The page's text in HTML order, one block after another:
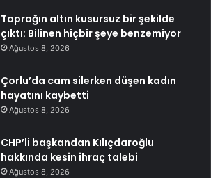
Toprağın altın kusursuz bir şekilde
çıktı: Bilinen hiçbir şeye benzemiyor
Ağustos 8, 2026
Çorlu’da cam silerken düşen kadın
hayatını kaybetti
Ağustos 8, 2026
CHP’li başkandan Kılıçdaroğlu
hakkında kesin ihraç talebi
Ağustos 8, 2026